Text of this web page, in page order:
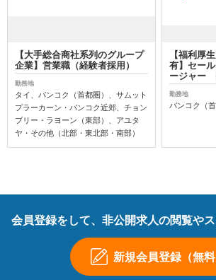
【大手総合商社系列のグループ
企業】営業職（経験者採用）
勤務地
タイ、バンコク（首都圏）、サムット
プラーカーン・バンコク近郊、チョン
ブリー・ラヨーン（東部）、アユタ
ヤ・その他（北部・東北部・南部）
【福利厚
有】セー
ージャー
勤務地
バンコク（首
会員登録をして、非公開求人の閲覧や
新規会員登録（無料